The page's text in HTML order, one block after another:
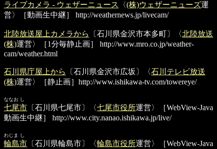
ライブカメラ - ウェザーニュース 〈(株)ウェザーニューズ運
営〉［動画生中継］
http://weathernews.jp/livecam/
北陸放送屋上カメラから 〔石川県金沢市本多町〕〈北陸放送
(株)運営〉［1分毎静止画］
http://www.mro.co.jp/weather-
cam/weather.html
石川県庁屋上から 〔石川県金沢市広坂〕〈石川テレビ放送
(株)運営〉［静止画］ http://www.ishikawa-tv.com/towereye/
ななお し
七尾市 〔石川県七尾市〕〈七尾市役所運営〉［WebView-Java
動画生中継］
http://www.city.nanao.ishikawa.jp/live/
わじま し
輪島市 〔石川県輪島市〕〈輪島市役所運営〉［WebView-Java